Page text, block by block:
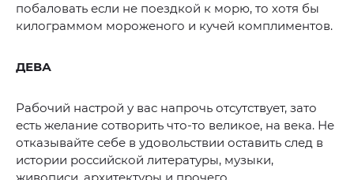
побаловать если не поездкой к морю, то хотя бы
килограммом мороженого и кучей комплиментов.
ДЕВА
Рабочий настрой у вас напрочь отсутствует, зато
есть желание сотворить что-то великое, на века. Не
отказывайте себе в удовольствии оставить след в
истории российской литературы, музыки,